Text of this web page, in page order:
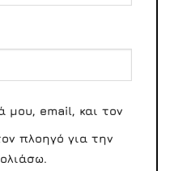
μου, email, και τον
πλοηγό για την